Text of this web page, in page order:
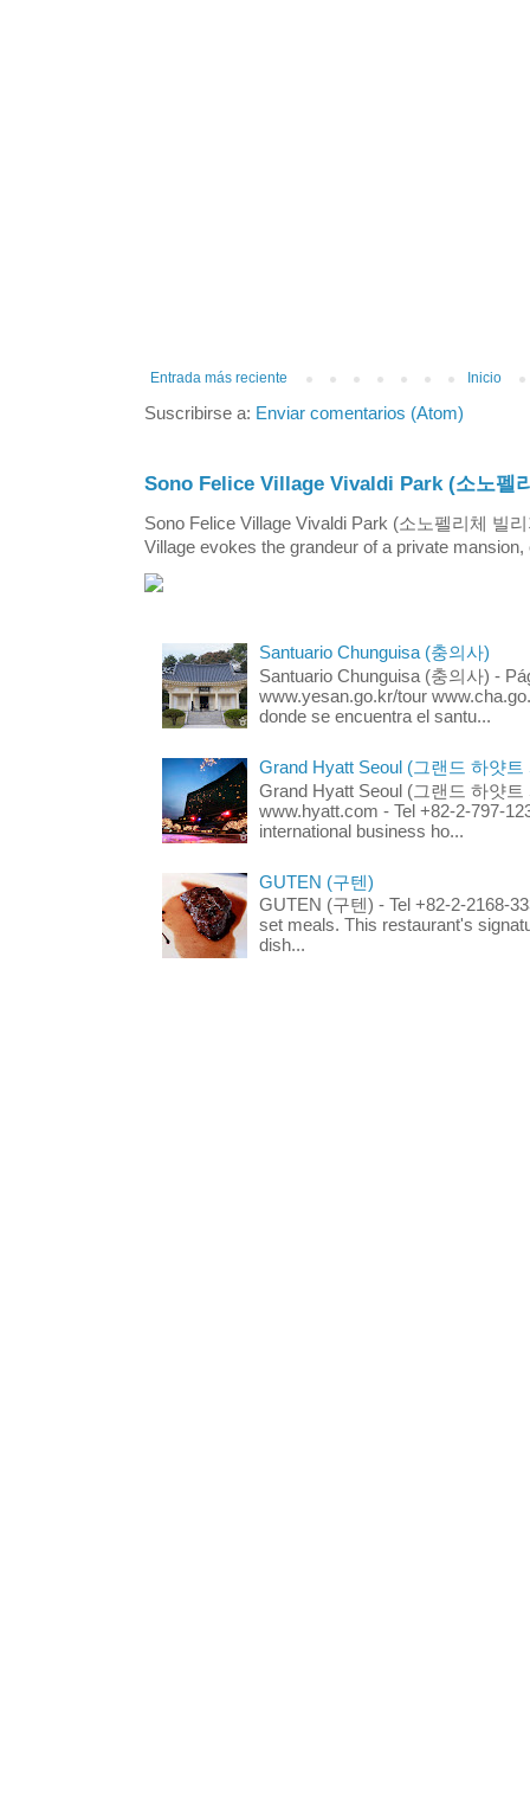
Entrada más reciente Inicio
Suscribirse a: Enviar comentarios (Atom)
Sono Felice Village Vivaldi Park (소노펠
Sono Felice Village Vivaldi Park (소노펠리체 빌
Village evokes the grandeur of a private
Santuario Chunguisa (충의사)
Santuario Chunguisa (충의사) -
www.yesan.go.kr/tour
donde se encuentra el santu...
Grand Hyatt Seoul (그랜드 하얏트
Grand Hyatt Seoul (그랜드 하얏트
www.hyatt.com - Tel +82-2-797-
international business ho...
GUTEN (구텐)
GUTEN (구텐) - Tel +82-2-2168-
set meals. This restaurant's
dish...